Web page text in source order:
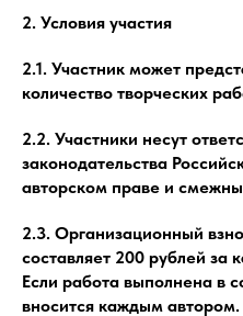
2. Условия участия
2.1. Участник может
количество творческих
2.2. Участники несут
законодательства
авторском праве и
2.3. Организационный
составляет 200 рублей за
Если работа выполнена в
вносится каждым